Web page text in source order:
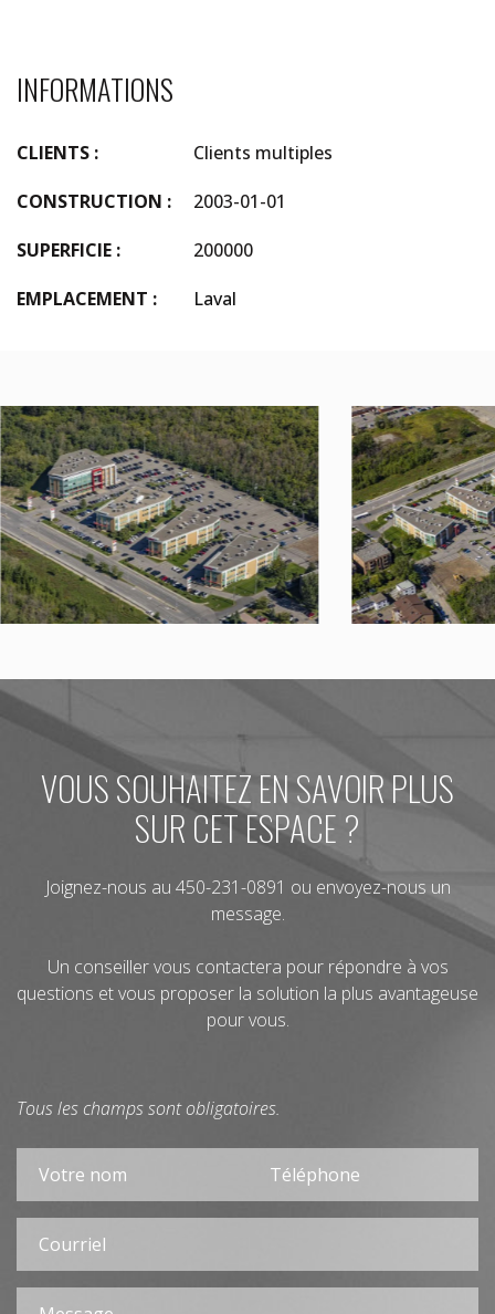
INFORMATIONS
CLIENTS :
Clients multiples
CONSTRUCTION :
2003-01-01
SUPERFICIE :
200000
EMPLACEMENT :
Laval
VOUS SOUHAITEZ EN SAVOIR PLUS
SUR CET ESPACE ?
Joignez-nous au 450-231-0891 ou envoyez-nous un
message.
Un conseiller vous contactera pour répondre à vos
questions et vous proposer la solution la plus avantageuse
pour vous.
Tous les champs sont obligatoires.